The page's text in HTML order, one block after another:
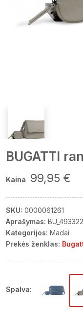
BUGATTI
Kaina 99,95 €
SKU: 0000061261
Aprašymas:
Kategorijos: Madai
Prekės ženklas:
Spalva: